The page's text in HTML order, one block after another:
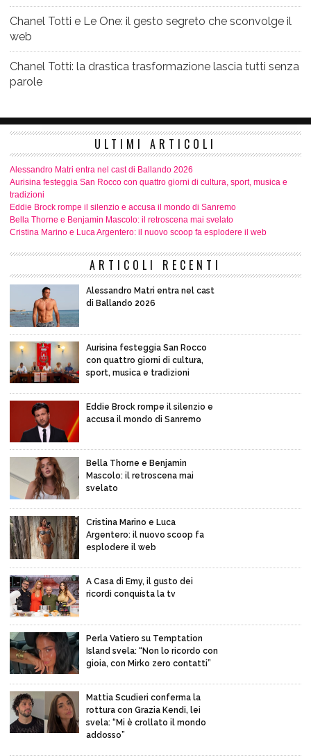
Chanel Totti e Le One: il gesto segreto che sconvolge il
web
Chanel Totti: la drastica trasformazione lascia tutti senza
parole
ULTIMI ARTICOLI
Alessandro Matri entra nel cast di Ballando 2026
Aurisina festeggia San Rocco con quattro giorni di cultura, sport, musica e
tradizioni
Eddie Brock rompe il silenzio e accusa il mondo di Sanremo
Bella Thorne e Benjamin Mascolo: il retroscena mai svelato
Cristina Marino e Luca Argentero: il nuovo scoop fa esplodere il web
ARTICOLI RECENTI
Alessandro Matri entra nel cast
di Ballando 2026
Aurisina festeggia San Rocco
con quattro giorni di cultura,
sport, musica e tradizioni
Eddie Brock rompe il silenzio e
accusa il mondo di Sanremo
Bella Thorne e Benjamin
Mascolo: il retroscena mai
svelato
Cristina Marino e Luca
Argentero: il nuovo scoop fa
esplodere il web
A Casa di Emy, il gusto dei
ricordi conquista la tv
Perla Vatiero su Temptation
Island svela: “Non lo ricordo con
gioia, con Mirko zero contatti”
Mattia Scudieri conferma la
rottura con Grazia Kendi, lei
svela: “Mi è crollato il mondo
addosso”